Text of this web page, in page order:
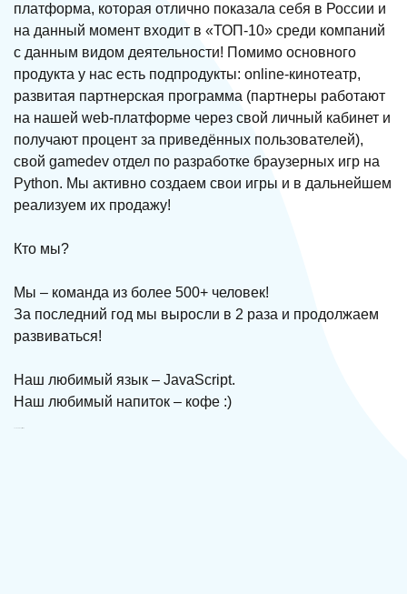
платформа, которая отлично показала себя в России и
на данный момент входит в «ТОП-10» среди компаний
с данным видом деятельности! Помимо основного
продукта у нас есть подпродукты: online-кинотеатр,
развитая партнерская программа (партнеры работают
на нашей web-платформе через свой личный кабинет и
получают процент за приведённых пользователей),
свой gamedev отдел по разработке браузерных игр на
Python. Мы активно создаем свои игры и в дальнейшем
реализуем их продажу!
Кто мы?
Мы – команда из более 500+ человек!
За последний год мы выросли в 2 раза и продолжаем
развиваться!
Наш любимый язык – JavaScript.
Наш любимый напиток – кофе :)